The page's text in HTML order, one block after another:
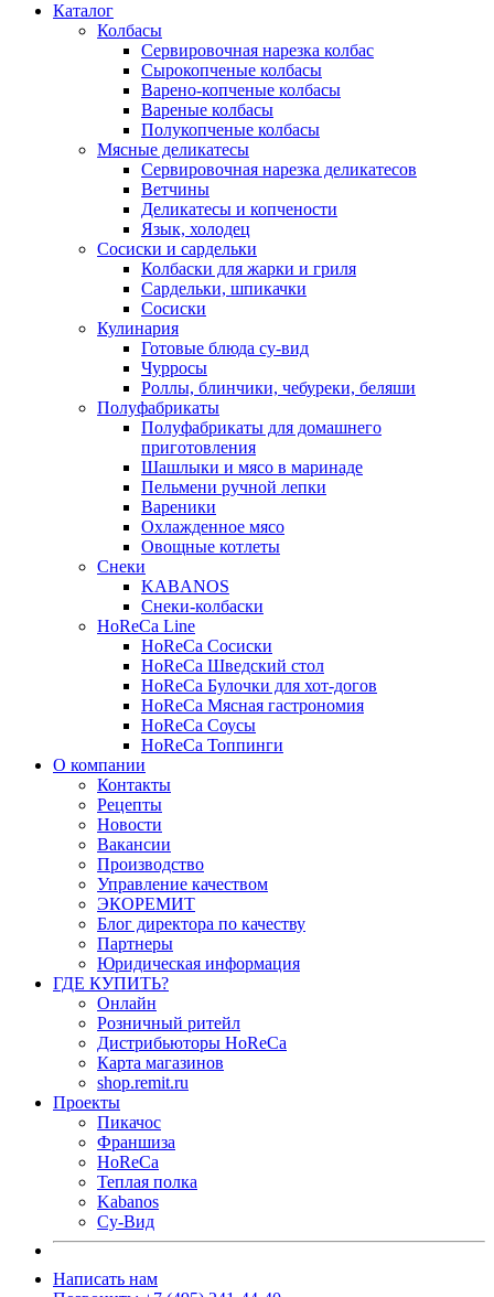
Каталог
Колбасы
Сервировочная нарезка колбас
Сырокопченые колбасы
Варено-копченые колбасы
Вареные колбасы
Полукопченые колбасы
Мясные деликатесы
Сервировочная нарезка деликатесов
Ветчины
Деликатесы и копчености
Язык, холодец
Сосиски и сардельки
Колбаски для жарки и гриля
Сардельки, шпикачки
Сосиски
Кулинария
Готовые блюда су-вид
Чурросы
Роллы, блинчики, чебуреки, беляши
Полуфабрикаты
Полуфабрикаты для домашнего
приготовления
Шашлыки и мясо в маринаде
Пельмени ручной лепки
Вареники
Охлажденное мясо
Овощные котлеты
Снеки
KABANOS
Снеки-колбаски
HoReCa Line
HoReCa Сосиски
HoReCa Шведский стол
HoReCa Булочки для хот-догов
HoReCa Мясная гастрономия
HoReCa Соусы
HoReCa Топпинги
О компании
Контакты
Рецепты
Новости
Вакансии
Производство
Управление качеством
ЭКОРЕМИТ
Блог директора по качеству
Партнеры
Юридическая информация
ГДЕ КУПИТЬ?
Онлайн
Розничный ритейл
Дистрибьюторы HoReCa
Карта магазинов
shop.remit.ru
Проекты
Пикачос
Франшиза
HoReCa
Теплая полка
Kabanos
Су-Вид
Написать нам